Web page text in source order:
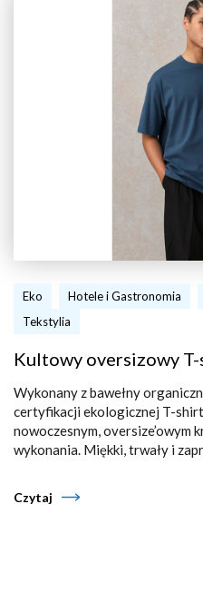
Eko Hotele i Gastronomia
Tekstylia
Kultowy oversizowy
Wykonany z bawełny
certyfikacji ekologicznej T-
nowoczesnym, oversize’owym
wykonania. Miękki, trwały i
Czytaj